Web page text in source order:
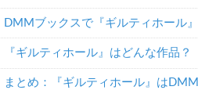
DMMブックスで『ギルティホール
『ギルティホール』はどんな作品？
まとめ：『ギルティホール』は